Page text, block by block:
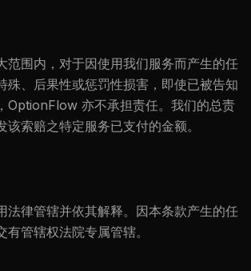
范围内，对于因使用我们服务而产生的任
殊、后果性或惩罚性损害，即使已被告知
OptionFlow 亦不承担责任。我们的总责
该索赔之特定服务已支付的金额。
法律管辖并依其解释。因本条款产生的任
管辖权法院专属管辖。